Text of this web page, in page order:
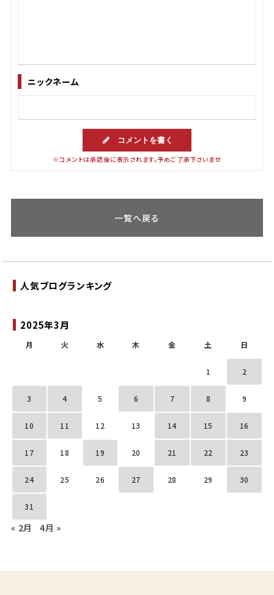
ニックネーム
コメントを書く
※コメントは承認後に表示されます。予めご了承下さいませ
一覧へ戻る
2025年3月
月 火 水 木 金 土 日
1 2
3 4 5 6 7 8 9
10 11 12 13 14 15 16
17 18 19 20 21 22 23
24 25 26 27 28 29 30
31
« 2月 4月 »
人気ブログランキング